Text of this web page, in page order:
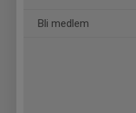
Bli medlem